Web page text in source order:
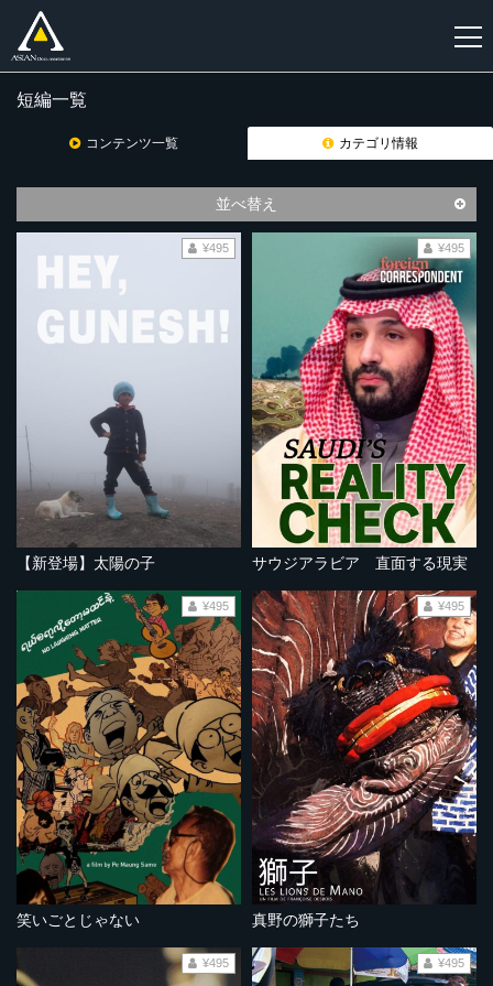
登
短編一覧
コンテンツ一覧 カテゴリ情報
並べ替え
【新登場】太陽の子
¥495
サウジアラビア 直面する現実
¥495
笑いごとじゃない
¥495
真野の獅子たち
¥495
¥495 ¥495